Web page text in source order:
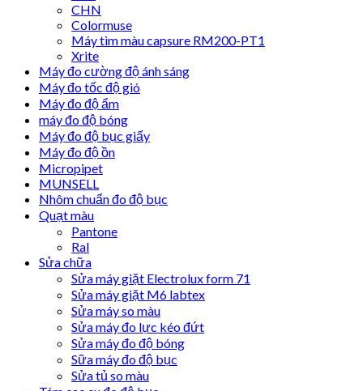
CHN
Colormuse
Máy tìm màu capsure RM200-PT1
Xrite
Máy đo cường độ ánh sáng
Máy đo tốc độ gió
Máy đo độ ẩm
máy đo độ bóng
Máy đo độ bục giấy
Máy đo độ ồn
Micropipet
MUNSELL
Nhôm chuẩn đo độ bục
Quạt màu
Pantone
Ral
Sửa chữa
Sửa máy giặt Electrolux form 71
Sửa máy giặt M6 labtex
Sửa máy so màu
Sửa máy đo lực kéo đứt
Sửa máy đo độ bóng
Sữa máy đo độ bục
Sửa tủ so màu